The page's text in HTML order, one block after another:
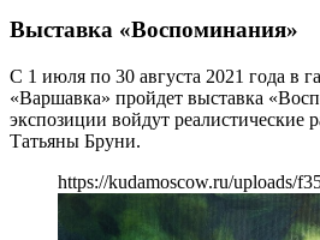
Выставка «Воспоминания»
С 1 июля по 30 августа 2021 года в
«Варшавка» пройдет выставка
экспозиции войдут реалистические
Татьяны Бруни.
https://kudamoscow.ru/uploads/